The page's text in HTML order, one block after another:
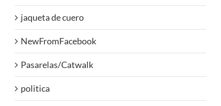
jaqueta de cuero
NewFromFacebook
Pasarelas/Catwalk
politica